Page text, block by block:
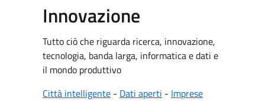
Innovazione
Tutto ciò che riguarda ricerca, innovazione,
tecnologia, banda larga, informatica e dati e
il mondo produttivo
Città intelligente - Dati aperti - Imprese